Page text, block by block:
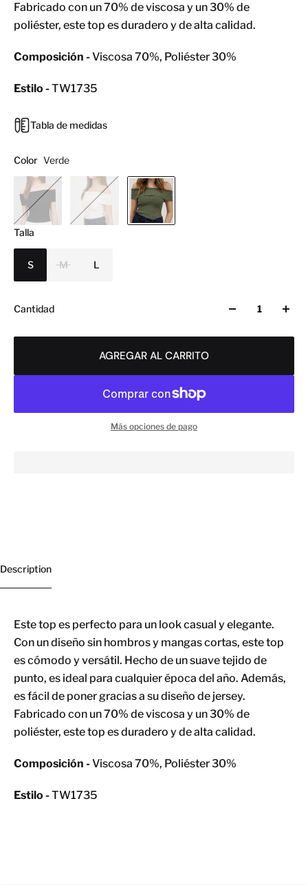
Fabricado con un 70% de viscosa y un 30% de
poliéster, este top es duradero y de alta calidad.
Composición -Viscosa 70%, Poliéster 30%
Estilo -TW1735
Tabla de medidas
Color Verde
Talla
S M L
Cantidad
AGREGAR AL CARRITO
Más opciones de pago
Description
Este top es perfecto para un look casual y elegante.
Con un diseño sin hombros y mangas cortas, este top
es cómodo y versátil. Hecho de un suave tejido de
punto, es ideal para cualquier época del año. Además,
es fácil de poner gracias a su diseño de jersey.
Fabricado con un 70% de viscosa y un 30% de
poliéster, este top es duradero y de alta calidad.
Composición -Viscosa 70%, Poliéster 30%
Estilo -TW1735